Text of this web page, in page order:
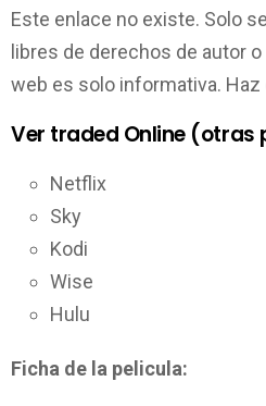
Este enlace no existe. Solo
libres de derechos de autor
web es solo informativa. Haz
Ver traded Online
Netflix
Sky
Kodi
Wise
Hulu
Ficha de la pelicula: